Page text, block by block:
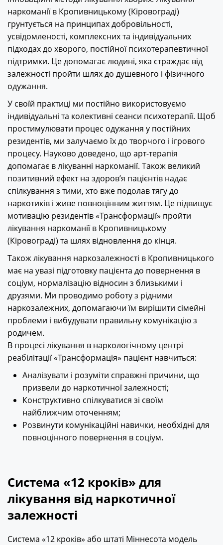
наркоманії в Кропивницькому (Кіровограді)
грунтується на принципах добровільності,
усвідомленості, комплексних та індивідуальних
підходах до хворого, постійної психотерапевтичної
підтримки. Це допомагає людині, яка страждає від
залежності пройти шлях до душевного і фізичного
одужання.
У своїй практиці ми постійно використовуємо
індивідуальні та колективні сеанси психотерапії. Щоб
простимулювати процес одужання у постійних
резидентів, ми залучаємо їх до творчого і ігрового
процесу. Науково доведено, що арт-терапія
допомагає в лікуванні наркоманії. Також великий
позитивний ефект на здоров’я пацієнтів надає
спілкування з тими, хто вже подолав тягу до
наркотиків і живе повноцінним життям. Це підвищує
мотивацію резидентів «Трансформації» пройти
лікування наркоманії в Кропивницькому
(Кіровограді) та шлях відновлення до кінця.
Також лікування наркозалежності в Кропивницького
має на увазі підготовку пацієнта до повернення в
соціум, нормалізацію відносин з близькими і
друзями. Ми проводимо роботу з рідними
наркозалежних, допомагаючи їм вирішити сімейні
проблеми і вибудувати правильну комунікацію з
родичем.
В процесі лікування в наркологічному центрі
реабілітації «Трансформація» пацієнт навчиться:
Аналізувати і розуміти справжні причини, що
призвели до наркотичної залежності;
Конструктивно спілкуватися зі своїм
найближчим оточенням;
Розвинути комунікаційні навички, необхідні для
повноцінного повернення в соціум.
Система «12 кроків» для
лікування від наркотичної
залежності
Система «12 кроків» або штаті Міннесота модель